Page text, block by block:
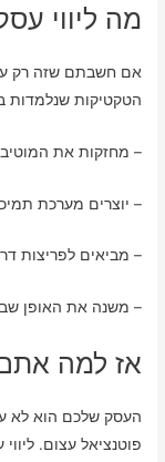
מה ליווי
אם חשבתם שזה רק
הטקטיקות שנלמדות
– מחזקות את
– יוצרים מערכת
– מביאים לפריצות
– משנה את האופן
אז למה
העסק שלכם הוא לא
פוטנציאל עצום.